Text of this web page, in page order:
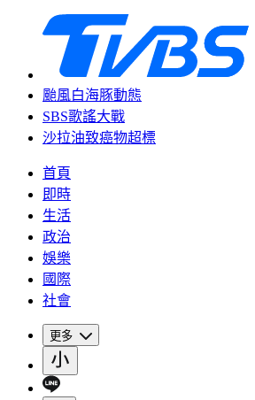
颱風白海豚動態
SBS歌謠大戰
沙拉油致癌物超標
首頁
即時
生活
政治
娛樂
國際
社會
更多